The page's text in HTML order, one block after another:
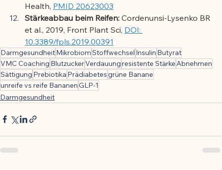
Health, PMID 20623003
Stärkeabbau beim Reifen: Cordenunsi-Lysenko BR
et al., 2019, Front Plant Sci, DOI:
10.3389/fpls.2019.00391
DarmgesundheitMikrobiomStoffwechsel Insulin Butyrat
VMC Coaching BlutzuckerVerdauungresistente Stärke Abnehmen
Sättigung Prebiotika Prädiabetesgrüne Banane
unreife vs reife BananenGLP-1
Darmgesundheit